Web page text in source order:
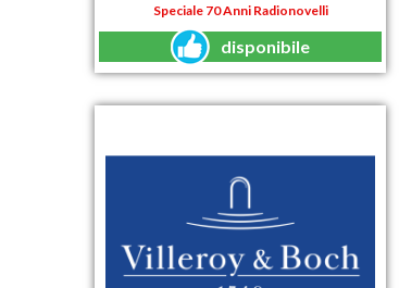
Speciale 70 Anni Radionovelli
disponibile